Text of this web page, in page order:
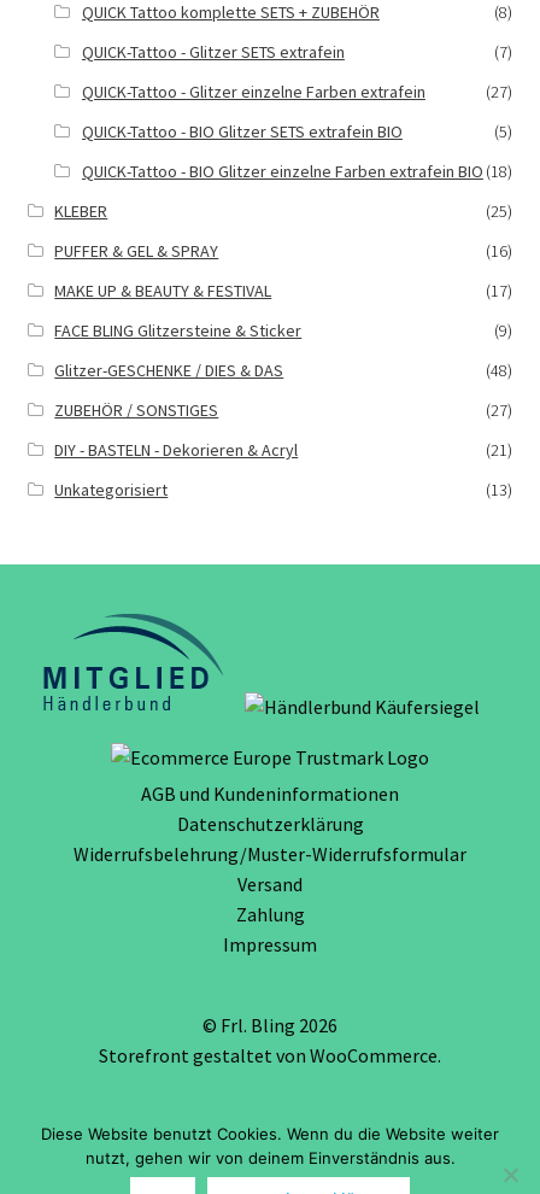
QUICK Tattoo komplette SETS + ZUBEHÖR
(8)
QUICK-Tattoo - Glitzer SETS extrafein
(7)
QUICK-Tattoo - Glitzer einzelne Farben extrafein
(27)
QUICK-Tattoo - BIO Glitzer SETS extrafein BIO
(5)
QUICK-Tattoo - BIO Glitzer einzelne Farben extrafein BIO (18)
KLEBER
(25)
PUFFER & GEL & SPRAY
(16)
MAKE UP & BEAUTY & FESTIVAL
(17)
FACE BLING Glitzersteine & Sticker
(9)
Glitzer-GESCHENKE / DIES & DAS
(48)
ZUBEHÖR / SONSTIGES
(27)
DIY - BASTELN - Dekorieren & Acryl
(21)
Unkategorisiert
(13)
AGB und Kundeninformationen
Datenschutzerklärung
Widerrufsbelehrung/Muster-Widerrufsformular
Versand
Zahlung
Impressum
© Frl. Bling 2026
Storefront gestaltet von WooCommerce.
Vertrag widerrufen
Diese Website benutzt Cookies. Wenn du die Website weiter
nutzt, gehen wir von deinem Einverständnis aus.